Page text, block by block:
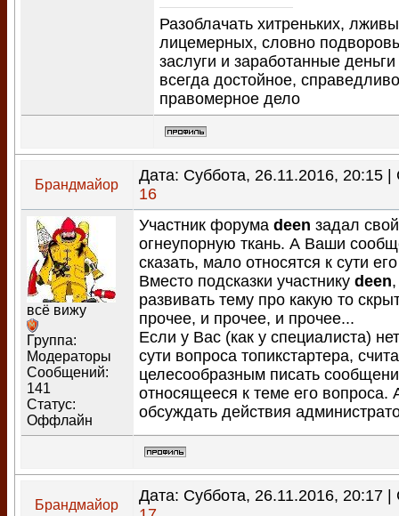
Разоблачать хитреньких,
лицемерных, словно
заслуги и заработанные
всегда достойное,
правомерное дело
Брандмайор
Дата: Суббота, 26.11.2016, 20:15
16
всё вижу
Группа:
Модераторы
Сообщений:
141
Статус:
Оффлайн
Участник форума deen задал
огнеупорную ткань. А Ваши
сказать, мало относятся к сути
Вместо подсказки участнику deen
развивать тему про какую то
прочее, и прочее, и прочее...
Если у Вас (как у специалиста)
сути вопроса топикстартера,
целесообразным писать
относящееся к теме его вопроса.
обсуждать действия
Брандмайор
Дата: Суббота, 26.11.2016, 20:17